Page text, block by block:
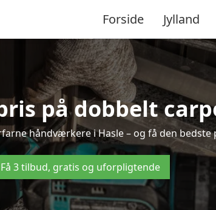
Forside Jylland
på dobbelt
håndværkere i Hasle – og få den
Få 3 tilbud, gratis og uforpligtende